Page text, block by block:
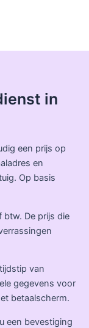
in
een prijs op
en
Op basis
btw. De prijs die
van
gegevens voor
betaalscherm.
een bevestiging